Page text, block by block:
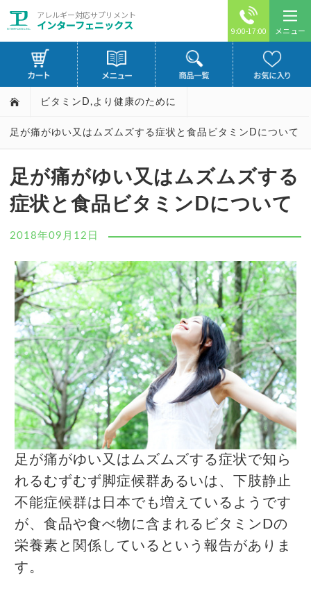
アレルギー対応サプリメント
インターフェニックス 9:00-17:00 メニュー
ビタミンD , より健康のために
足が痛がゆい又はムズムズする症状と食品ビタミンDについて
足が痛がゆい又はムズムズする
症状と食品ビタミンDについて
2018年09月12日
足が痛がゆい又はムズムズする症状で知ら
れるむずむず脚症候群あるいは、下肢静止
不能症候群は日本でも増えているようです
が、食品や食べ物に含まれるビタミンDの
栄養素と関係しているという報告がありま
す。